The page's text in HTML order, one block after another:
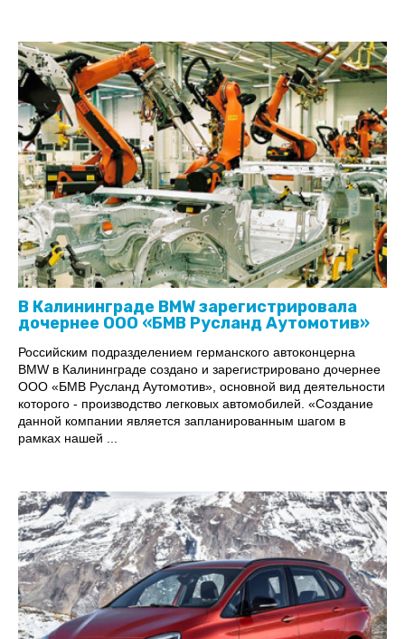
В Калининграде BMW зарегистрировала
дочернее ООО «БМВ Русланд Аутомотив»
Российским подразделением германского автоконцерна
BMW в Калининграде создано и зарегистрировано дочернее
ООО «БМВ Русланд Аутомотив», основной вид деятельности
которого - производство легковых автомобилей. «Создание
данной компании является запланированным шагом в
рамках нашей ...